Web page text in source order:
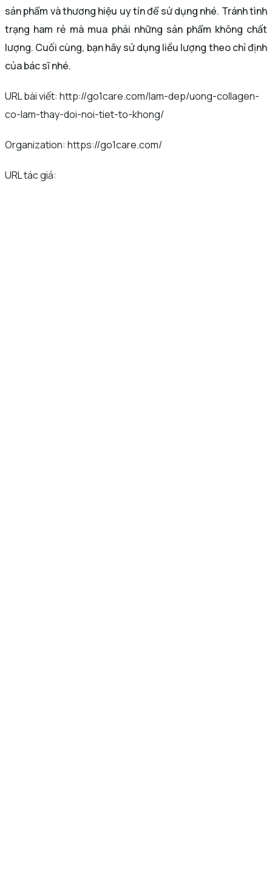
sản phẩm và thương hiệu uy tín để sử dụng nhé. Tránh tình
trạng ham rẻ mà mua phải những sản phẩm không chất
lượng. Cuối cùng, bạn hãy sử dụng liều lượng theo chỉ định
của bác sĩ nhé.
URL bài viết: http://go1care.com/lam-dep/uong-collagen-
co-lam-thay-doi-noi-tiet-to-khong/
Organization: https://go1care.com/
URL tác giả: